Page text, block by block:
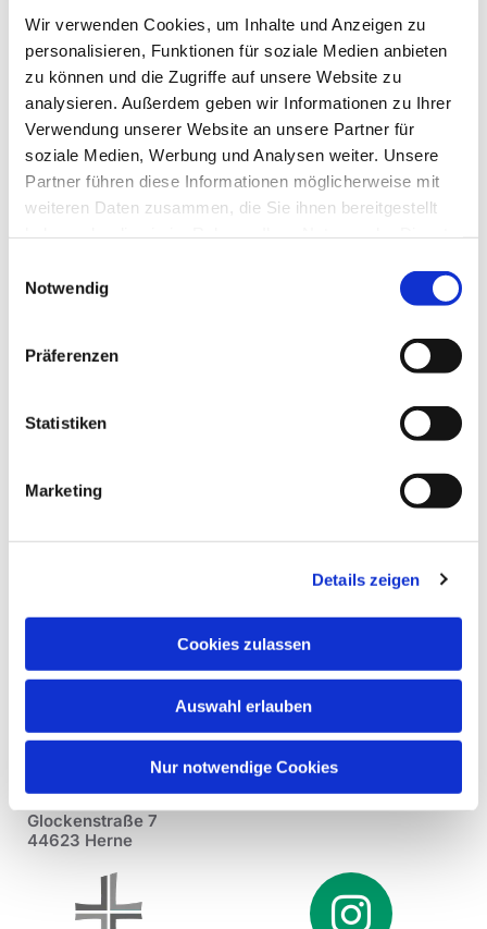
Wir verwenden Cookies, um Inhalte und Anzeigen zu
personalisieren, Funktionen für soziale Medien anbieten
zu können und die Zugriffe auf unsere Website zu
analysieren. Außerdem geben wir Informationen zu Ihrer
Verwendung unserer Website an unsere Partner für
soziale Medien, Werbung und Analysen weiter. Unsere
Partner führen diese Informationen möglicherweise mit
weiteren Daten zusammen, die Sie ihnen bereitgestellt
Notwendig
Präferenzen
Statistiken
Marketing
Details zeigen
Cookies zulassen
Auswahl erlauben
Nur notwendige Cookies
Sonntag, 16. Mai 2027, 17:00 Uhr
St. Peter und Paul, Kirchstr. 70,
44627 Herne
Pfarrei St. Dionysius Herne
Glockenstraße 7
44623 Herne